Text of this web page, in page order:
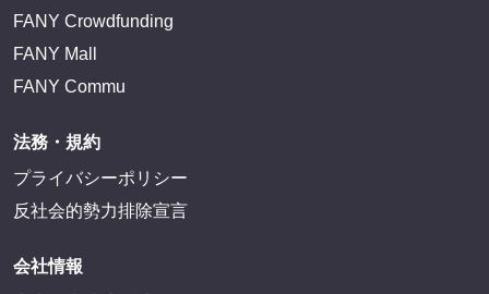
FANY Crowdfunding
FANY Mall
FANY Commu
法務・規約
プライバシーポリシー
反社会的勢力排除宣言
会社情報